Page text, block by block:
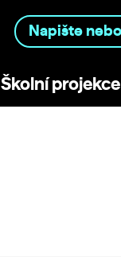
Školní projekce